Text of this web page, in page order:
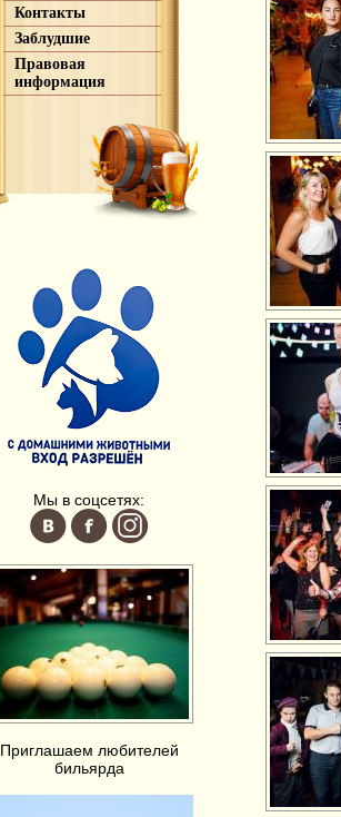
Контакты
Заблудшие
Правовая
информация
Мы в соцсетях:
Приглашаем любителей
бильярда